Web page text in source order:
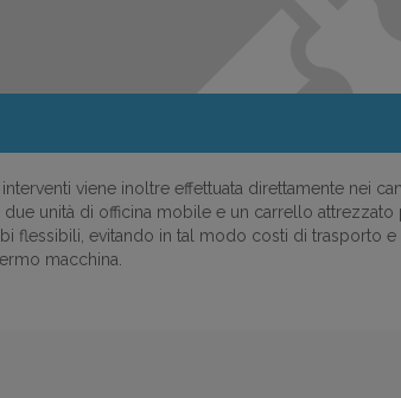
viene inoltre effettuata direttamente nei
unità di officina mobile e un carrello attrezzato
flessibili, evitando in tal modo costi di trasporto
macchina.